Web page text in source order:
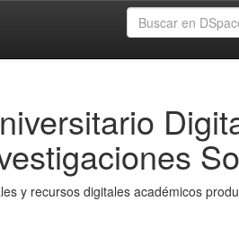
y recursos digitales académicos